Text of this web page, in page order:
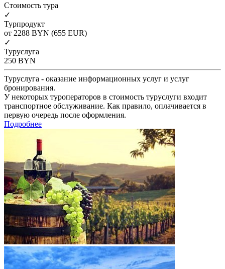
Cтоимость тура
✓
Турпродукт
от 2288 BYN (655 EUR)
✓
Туруслуга
250 BYN
Туруслуга - оказание информационных услуг и услуг
бронирования.
У некоторых туроператоров в стоимость туруслуги входит
транспортное обслуживание. Как правило, оплачивается в
первую очередь после оформления.
Подробнее